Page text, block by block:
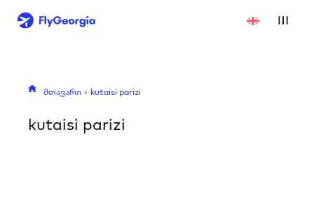
მთავარი kutaisi parizi
kutaisi parizi